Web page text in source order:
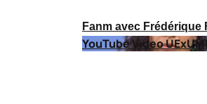
Fanm avec Frédérique
YouTube Video